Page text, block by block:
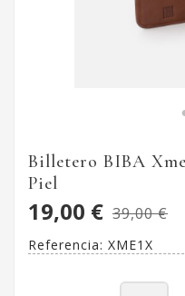
Billetero BIBA
Piel
19,00 € 39,00 €
Referencia: XME1X